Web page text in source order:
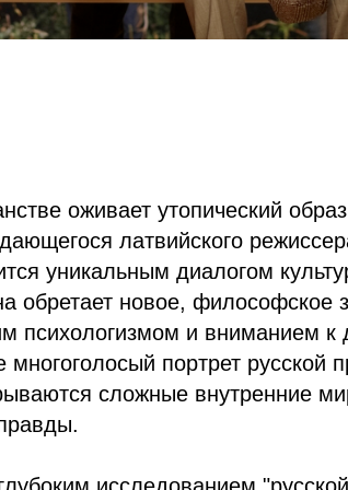
оживает утопический
латвийского
уникальным диалогом
обретает новое, философское
психологизмом и вниманием к
портрет русской
сложные внутренние